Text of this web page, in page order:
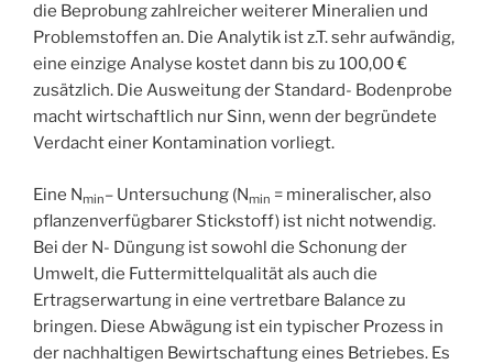
die Beprobung zahlreicher weiterer Mineralien und
Problemstoffen an. Die Analytik ist z.T. sehr aufwändig,
eine einzige Analyse kostet dann bis zu 100,00 €
zusätzlich. Die Ausweitung der Standard- Bodenprobe
macht wirtschaftlich nur Sinn, wenn der begründete
Verdacht einer Kontamination vorliegt.
Eine Nmin– Untersuchung (Nmin = mineralischer, also
pflanzenverfügbarer Stickstoff) ist nicht notwendig.
Bei der N- Düngung ist sowohl die Schonung der
Umwelt, die Futtermittelqualität als auch die
Ertragserwartung in eine vertretbare Balance zu
bringen. Diese Abwägung ist ein typischer Prozess in
der nachhaltigen Bewirtschaftung eines Betriebes. Es